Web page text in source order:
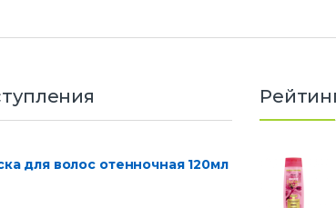
для волос отенночная 120мл